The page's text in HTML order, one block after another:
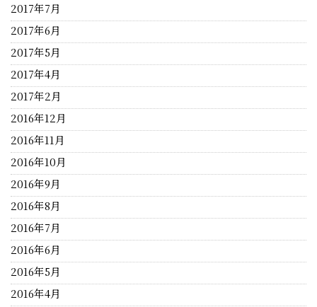
2017年7月
2017年6月
2017年5月
2017年4月
2017年2月
2016年12月
2016年11月
2016年10月
2016年9月
2016年8月
2016年7月
2016年6月
2016年5月
2016年4月